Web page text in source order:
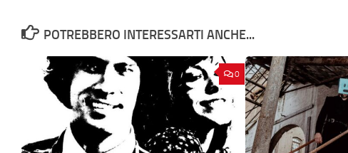
POTREBBERO INTERESSARTI ANCHE...
0